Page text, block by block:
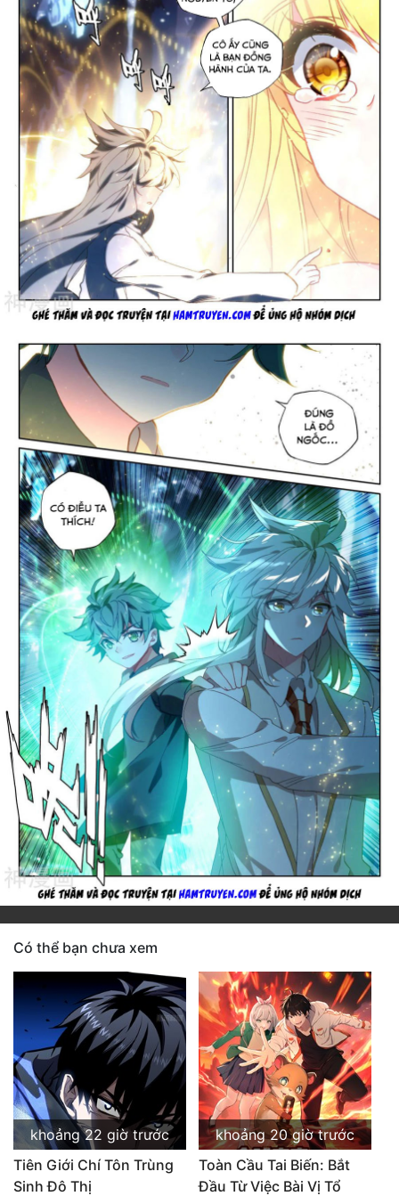
Có thể bạn chưa xem
khoảng 22 giờ trước
Tiên Giới Chí Tôn Trùng
Sinh Đô Thị
khoảng 20 giờ trước
Toàn Cầu Tai Biến: Bắt
Đầu Từ Việc Bài Vị Tổ